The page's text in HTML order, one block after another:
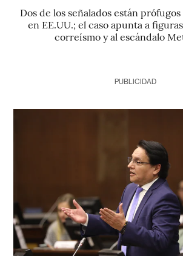
Dos de los señalados están
en EE.UU.; el caso apunta a
correísmo y al escándalo
PUBLICIDAD